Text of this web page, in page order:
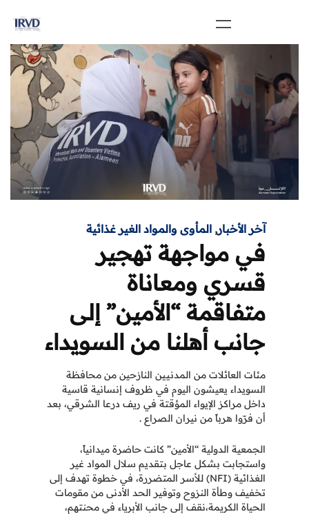
آخر الأخبار, المأوى والمواد الغير غذائية
في مواجهة تهجير
قسري ومعاناة
متفاقمة “الأمين” إلى
جانب أهلنا من السويداء
مئات العائلات من المدنيين النازحين من محافظة
السويداء يعيشون اليوم في ظروف إنسانية قاسية
داخل مراكز الإيواء المؤقتة في ريف درعا الشرقي، بعد
أن فرّوا هرباً من نيران الصراع .
الجمعية الدولية “الأمين” كانت حاضرة ميدانياً،
واستجابت بشكل عاجل بتقديم سلال المواد غير
الغذائية (NFI) للأسر المتضررة، في خطوة تهدف إلى
تخفيف وطأة النزوح وتوفير الحد الأدنى من مقومات
الحياة الكريمة،نقف إلى جانب الأبرياء في محنتهم،